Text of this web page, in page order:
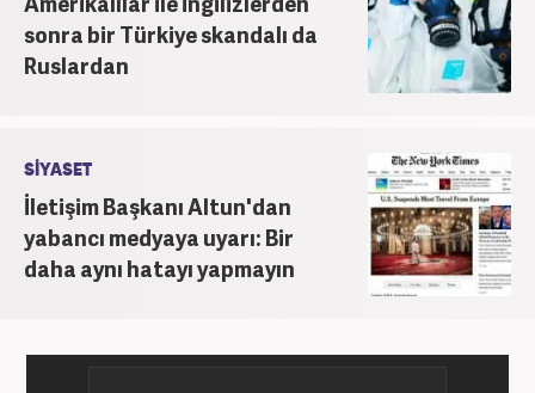
sonra bir Türkiye skandalı da
Ruslardan
SİYASET
İletişim Başkanı Altun'dan
yabancı medyaya uyarı: Bir
daha aynı hatayı yapmayın